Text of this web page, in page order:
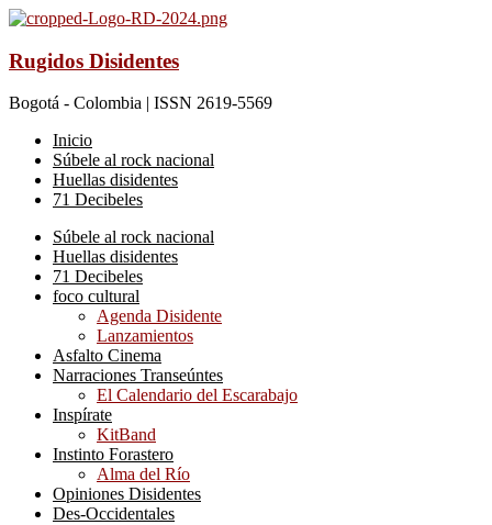
Rugidos Disidentes
Bogotá - Colombia | ISSN 2619-5569
Inicio
Súbele al rock nacional
Huellas disidentes
71 Decibeles
Súbele al rock nacional
Huellas disidentes
71 Decibeles
foco cultural
Agenda Disidente
Lanzamientos
Asfalto Cinema
Narraciones Transeúntes
El Calendario del Escarabajo
Inspírate
KitBand
Instinto Forastero
Alma del Río
Opiniones Disidentes
Des-Occidentales